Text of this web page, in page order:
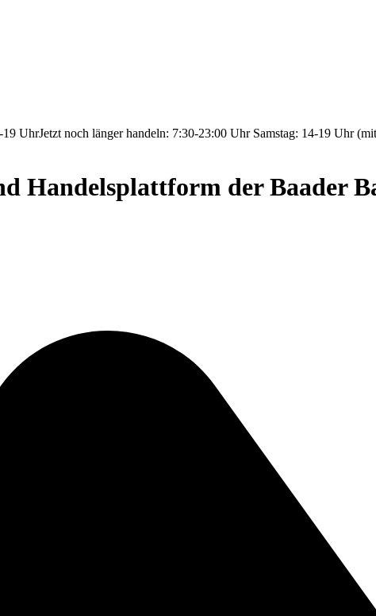
19 UhrJetzt noch länger handeln: 7:30-23:00 Uhr Samstag: 14-19 Uhr
Handelsplattform der Baader